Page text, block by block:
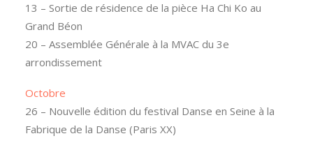
13 – Sortie de résidence de la pièce Ha Chi Ko au
Grand Béon
20 – Assemblée Générale à la MVAC du 3e
arrondissement
Octobre
26 – Nouvelle édition du festival Danse en Seine à la
Fabrique de la Danse (Paris XX)